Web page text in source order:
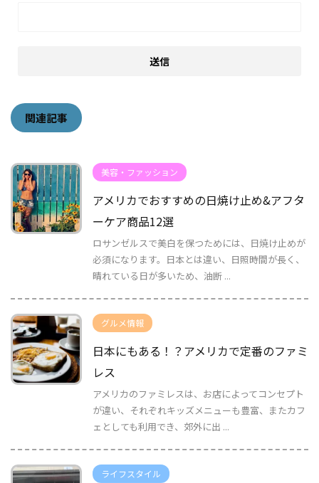
関連記事
美容・ファッション
アメリカでおすすめの日焼け止め&アフタ
ーケア商品12選
ロサンゼルスで美白を保つためには、日焼け止めが
必須になります。日本とは違い、日照時間が長く、
晴れている日が多いため、油断 ...
グルメ情報
日本にもある！？アメリカで定番のファミ
レス
アメリカのファミレスは、お店によってコンセプト
が違い、それぞれキッズメニューも豊富、またカフ
ェとしても利用でき、郊外に出 ...
ライフスタイル